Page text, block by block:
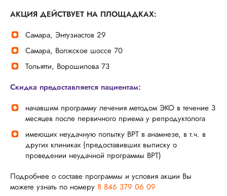
АКЦИЯ ДЕЙСТВУЕТ НА ПЛОЩАДКАХ:
Самара, Энтузиастов 29
Самара, Волжское шоссе 70
Тольятти, Ворошилова 73
Скидка предоставляется пациентам:
начавшим программу лечения методом ЭКО в течение 3
месяцев после первичного приема у репродуктолога
имеющих неудачную попытку ВРТ в анамнезе, в т.ч. в
других клиниках (предоставивших выписку о
проведении неудачной программы ВРТ)
Подробнее о составе программы и условия акции Вы
можете узнать по номеру 8 846 379 06 09